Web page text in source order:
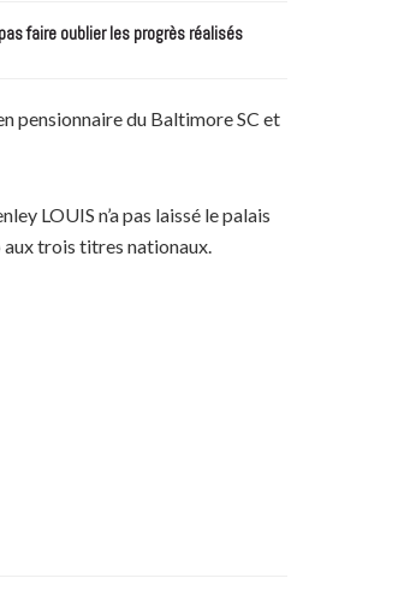
faire oublier les progrès réalisés
pensionnaire du Baltimore SC et
LOUIS n’a pas laissé le palais
aux trois titres nationaux.